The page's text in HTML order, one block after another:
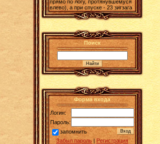
прямо по логу, протянувшемуся
влево), а при спуске - 23 зигзага
Поиск
Форма входа
Логин:
Пароль:
запомнить
Забыл пароль | Регистрация